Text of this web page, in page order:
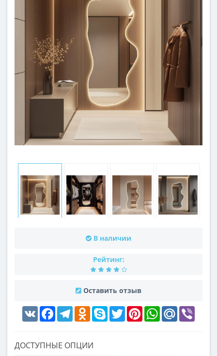
В наличии
Рейтинг:
Оставить отзыв
VK FacebookTelegramOdnoklassniki
Skype Twitter PinterestWhatsAppMail.Ru
ДОСТУПНЫЕ ОПЦИИ